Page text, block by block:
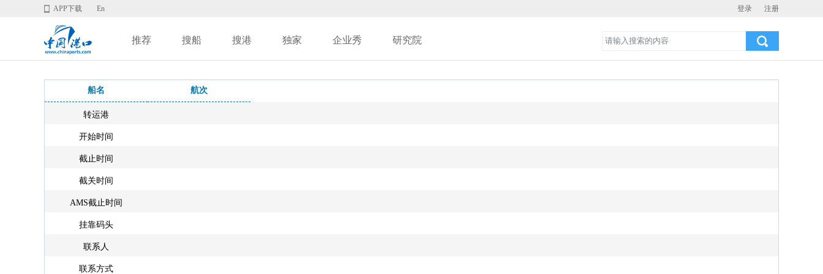
登录 注册
APP下载 En
推荐 搜船 搜港 独家 企业秀 研究院
船名 航次
转运港
开始时间
截止时间
截关时间
AMS截止时间
挂靠码头
联系人
联系方式